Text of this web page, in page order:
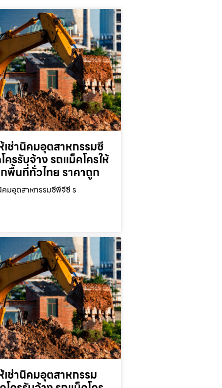
เช่านิคมอุตสาหกรรมซี
รรับจ้าง รถแม็คโครให้
พื้นที่ทั่วไทย ราคาถูก
คมอุตสาหกรรมซีพีจีซี ร
เช่านิคมอุตสาหกรรม